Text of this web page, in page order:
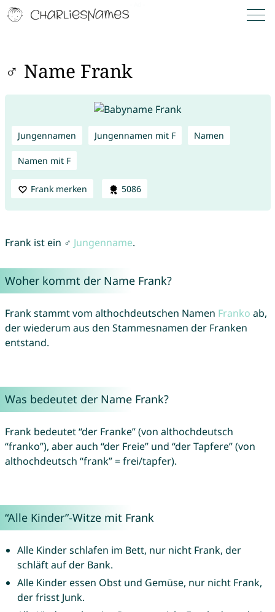
♂ Name Frank
Jungennamen Jungennamen mit F Namen
Namen mit F
Frank merken 5086
Frank ist ein ♂ Jungenname.
Woher kommt der Name Frank?
Frank stammt vom althochdeutschen Namen Franko ab,
der wiederum aus den Stammesnamen der Franken
entstand.
Was bedeutet der Name Frank?
Frank bedeutet “der Franke” (von althochdeutsch
“franko”), aber auch “der Freie” und “der Tapfere” (von
althochdeutsch “frank” = frei/tapfer).
“Alle Kinder”-Witze mit Frank
Alle Kinder schlafen im Bett, nur nicht Frank, der
schläft auf der Bank.
Alle Kinder essen Obst und Gemüse, nur nicht Frank,
der frisst Junk.